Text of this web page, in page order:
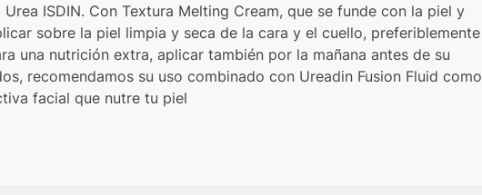
ISDIN. Con Textura Melting Cream, que se funde con la piel y
sobre la piel limpia y seca de la cara y el cuello, preferiblemente
una nutrición extra, aplicar también por la mañana antes de su
recomendamos su uso combinado con Ureadin Fusion Fluid como
facial que nutre tu piel